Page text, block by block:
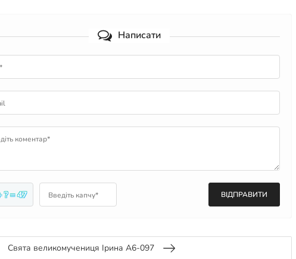
Написати
коментар*
? = 47 Введіть капчу*
Свята великомучениця Ірина А6-097